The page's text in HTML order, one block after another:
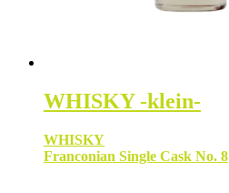
WHISKY -klein-
WHISKY
Franconian Single Cask No. 8